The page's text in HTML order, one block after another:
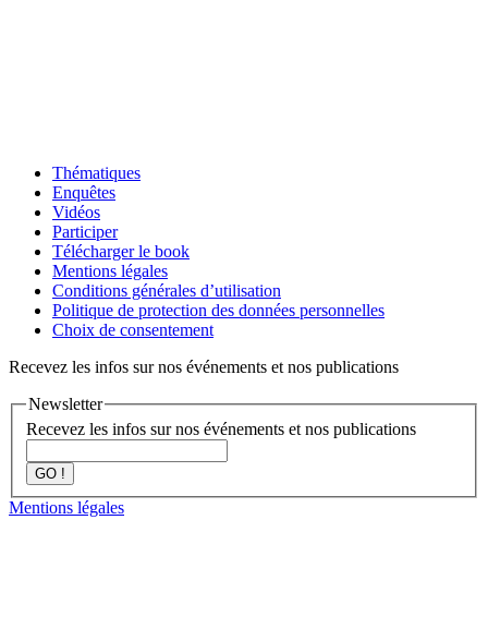
Thématiques
Enquêtes
Vidéos
Participer
Télécharger le book
Mentions légales
Conditions générales d’utilisation
Politique de protection des données personnelles
Choix de consentement
Recevez les infos sur nos événements et nos publications
Newsletter
Recevez les infos sur nos événements et nos publications
GO !
Mentions légales